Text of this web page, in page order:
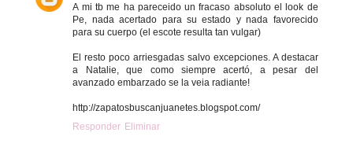
A mi tb me ha pareceido un fracaso absoluto el look de
Pe, nada acertado para su estado y nada favorecido
para su cuerpo (el escote resulta tan vulgar)
El resto poco arriesgadas salvo excepciones. A destacar
a Natalie, que como siempre acertó, a pesar del
avanzado embarzado se la veia radiante!
http://zapatosbuscanjuanetes.blogspot.com/
Responder Eliminar